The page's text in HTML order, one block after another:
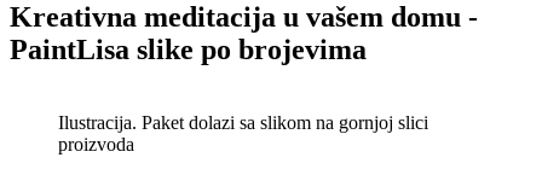
Kreativna meditacija u vašem domu -
PaintLisa slike po brojevima
Ilustracija. Paket dolazi sa slikom na gornjoj slici
proizvoda